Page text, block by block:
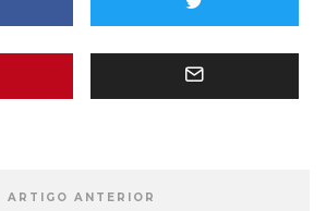
ARTIGO ANTERIOR